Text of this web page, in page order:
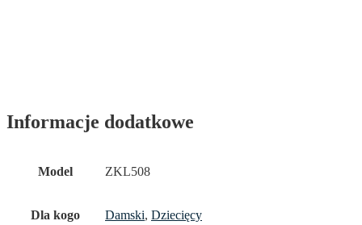
Informacje dodatkowe
Model ZKL508
Dla kogo Damski, Dziecięcy